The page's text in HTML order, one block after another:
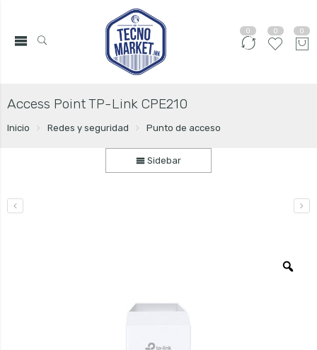
0 0 0
Access Point TP-Link CPE210
Inicio Redes y seguridad Punto de acceso
Sidebar